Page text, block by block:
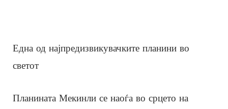
Една од најпредизвикувачките планини во
светот
Планината Мекинли се наоѓа во срцето на